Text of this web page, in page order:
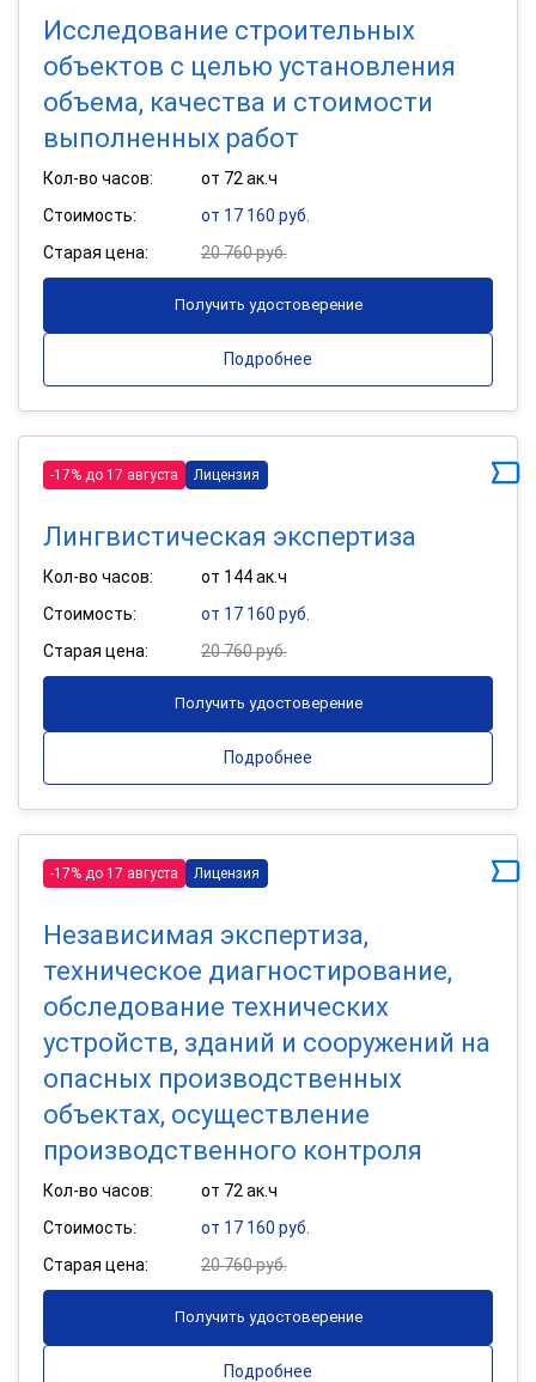
Исследование строительных
объектов с целью установления
объема, качества и стоимости
выполненных работ
Кол-во часов:
от 72 ак.ч
Стоимость:
от 17 160 руб.
Старая цена:
20 760 руб.
Получить удостоверение
Подробнее
-17% до 17 августа Лицензия
Лингвистическая экспертиза
Кол-во часов:
от 144 ак.ч
Стоимость:
от 17 160 руб.
Старая цена:
20 760 руб.
Получить удостоверение
Подробнее
-17% до 17 августа Лицензия
Независимая экспертиза,
техническое диагностирование,
обследование технических
устройств, зданий и сооружений на
опасных производственных
объектах, осуществление
производственного контроля
Кол-во часов:
от 72 ак.ч
Стоимость:
от 17 160 руб.
Старая цена:
20 760 руб.
Получить удостоверение
Подробнее